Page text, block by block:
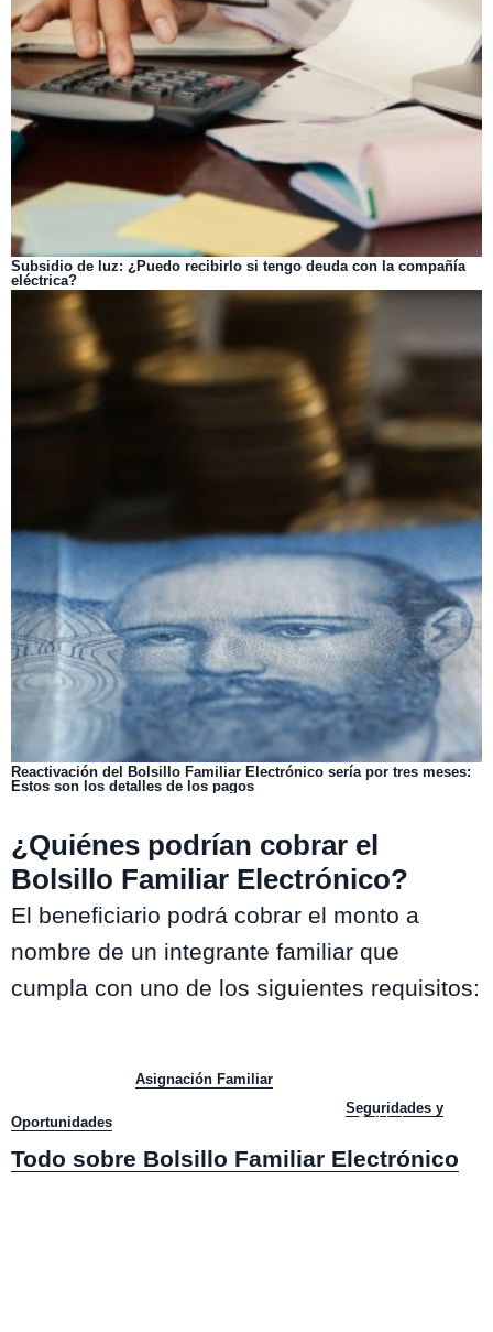
Subsidio de luz: ¿Puedo recibirlo si tengo deuda con la compañía
eléctrica?
Reactivación del Bolsillo Familiar Electrónico sería por tres meses:
Estos son los detalles de los pagos
¿Quiénes podrían cobrar el
Bolsillo Familiar Electrónico?
El beneficiario podrá cobrar el monto a
nombre de un integrante familiar que
cumpla con uno de los siguientes requisitos:
Asignación Familiar
Seguridades y
Oportunidades o de una familia participante de Chile Solidario.
Todo sobre Bolsillo Familiar Electrónico